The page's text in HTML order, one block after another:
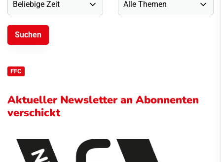
FFC
Aktueller Newsletter an Abonnenten
verschickt